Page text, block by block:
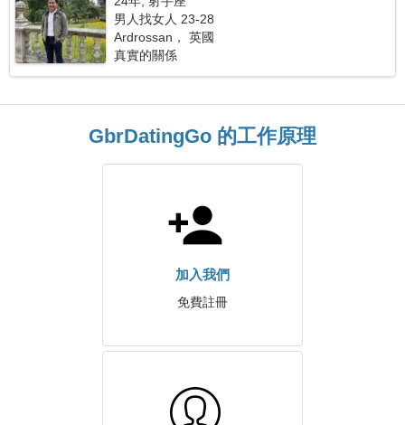
男人找女人 23-28
Ardrossan， 英國
真實的關係
GbrDatingGo 的工作原理
加入我們
免費註冊